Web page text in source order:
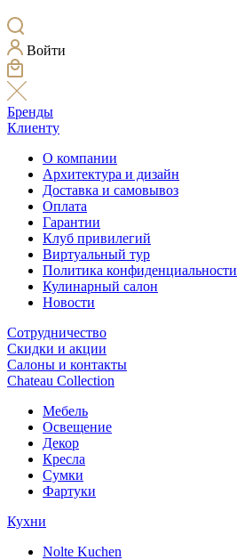
Войти
Бренды
Клиенту
О компании
Архитектура и дизайн
Доставка и самовывоз
Оплата
Гарантии
Клуб привилегий
Виртуальный тур
Политика конфиденциальности
Кулинарный салон
Новости
Сотрудничество
Скидки и акции
Салоны и контакты
Chateau Collection
Мебель
Освещение
Декор
Кресла
Сумки
Фартуки
Кухни
Nolte Kuchen